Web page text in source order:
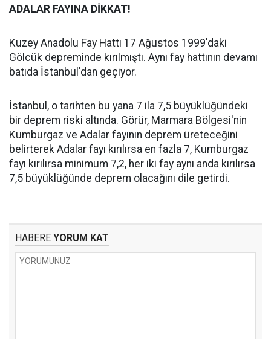
ADALAR FAYINA DİKKAT!
Kuzey Anadolu Fay Hattı 17 Ağustos 1999'daki
Gölcük depreminde kırılmıştı. Aynı fay hattının devamı
batıda İstanbul'dan geçiyor.
İstanbul, o tarihten bu yana 7 ila 7,5 büyüklüğündeki
bir deprem riski altında. Görür, Marmara Bölgesi'nin
Kumburgaz ve Adalar fayının deprem üreteceğini
belirterek Adalar fayı kırılırsa en fazla 7, Kumburgaz
fayı kırılırsa minimum 7,2, her iki fay aynı anda kırılırsa
7,5 büyüklüğünde deprem olacağını dile getirdi.
HABERE YORUM KAT